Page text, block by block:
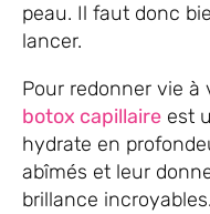
peau. Il faut donc
lancer.
Pour redonner vie à
botox capillaire est
hydrate en
abîmés et leur
brillance